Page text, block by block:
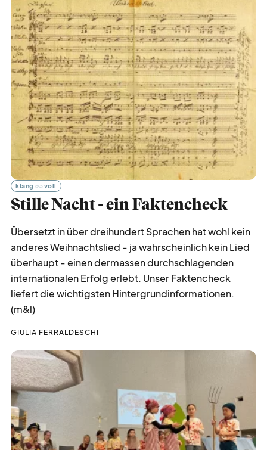
klang voll
Stille Nacht - ein Faktencheck
Übersetzt in über dreihundert Sprachen hat wohl kein
anderes Weihnachtslied - ja wahrscheinlich kein Lied
überhaupt - einen dermassen durchschlagenden
internationalen Erfolg erlebt. Unser Faktencheck
liefert die wichtigsten Hintergrundinformationen.
(m&l)
GIULIA FERRALDESCHI